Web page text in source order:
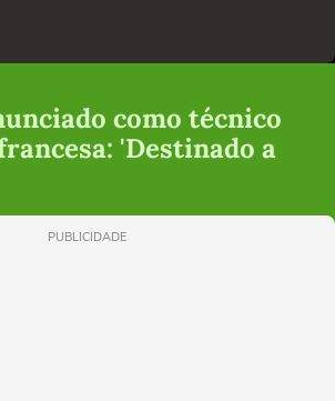
como técnico
'Destinado a
PUBLICIDADE